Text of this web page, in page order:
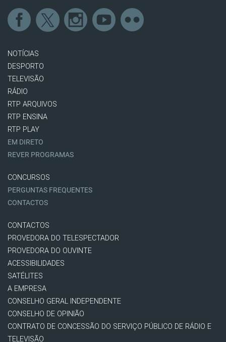
NOTÍCIAS
DESPORTO
TELEVISÃO
RÁDIO
RTP ARQUIVOS
RTP ENSINA
RTP PLAY
EM DIRETO
REVER PROGRAMAS
CONCURSOS
PERGUNTAS FREQUENTES
CONTACTOS
CONTACTOS
PROVEDORA DO TELESPECTADOR
PROVEDORA DO OUVINTE
ACESSIBILIDADES
SATÉLITES
A EMPRESA
CONSELHO GERAL INDEPENDENTE
CONSELHO DE OPINIÃO
CONTRATO DE CONCESSÃO DO SERVIÇO PÚBLICO DE RÁDIO E
TELEVISÃO